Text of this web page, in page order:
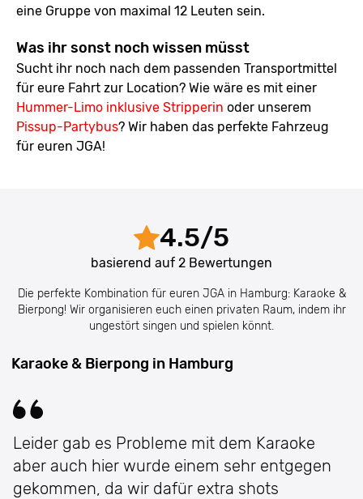
eine Gruppe von maximal 12 Leuten sein.
Was ihr sonst noch wissen müsst
Sucht ihr noch nach dem passenden Transportmittel
für eure Fahrt zur Location? Wie wäre es mit einer
Hummer-Limo inklusive Stripperin oder unserem
Pissup-Partybus? Wir haben das perfekte Fahrzeug
für euren JGA!
4.5/5
basierend auf 2 Bewertungen
Die perfekte Kombination für euren JGA in Hamburg: Karaoke &
Bierpong! Wir organisieren euch einen privaten Raum, indem ihr
ungestört singen und spielen könnt.
Karaoke & Bierpong in Hamburg
Leider gab es Probleme mit dem Karaoke
aber auch hier wurde einem sehr entgegen
gekommen, da wir dafür extra shots